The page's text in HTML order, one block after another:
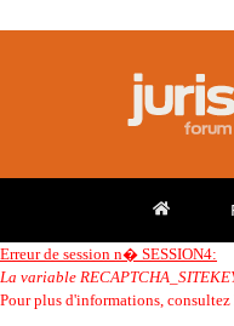
Erreur de session n� SESSION4:
La variable
Pour plus d'informations, consultez